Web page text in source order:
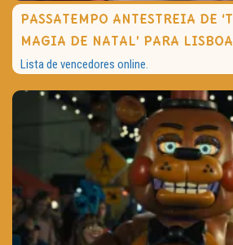
PASSATEMPO ANTESTREIA DE
MAGIA DE NATAL’ PARA LISBOA
Lista de vencedores online.